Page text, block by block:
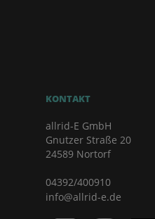
KONTAKT
allrid-E GmbH
Gnutzer Straße 20
24589 Nortorf
04392/400910
info@allrid-e.de